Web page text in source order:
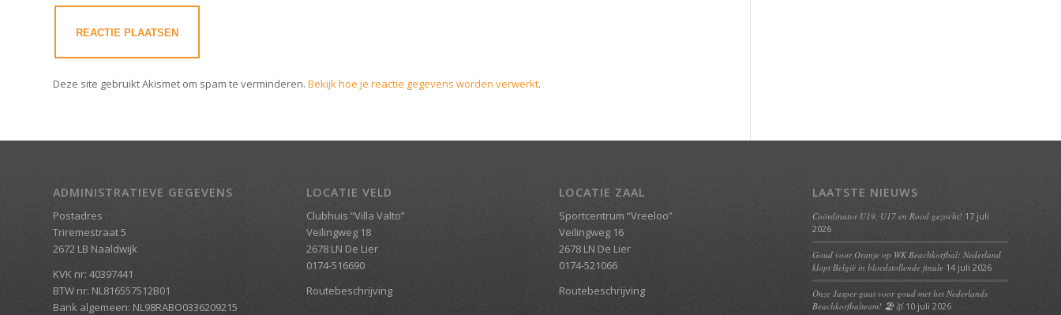
Deze site gebruikt Akismet om spam te verminderen. Bekijk hoe je reactie gegevens worden verwerkt.
ADMINISTRATIEVE GEGEVENS
Postadres
Triremestraat 5
2672 LB Naaldwijk
KVK nr: 40397441
BTW nr: NL816557512B01
Bank algemeen: NL98RABO0336209215
LOCATIE VELD
Clubhuis “Villa Valto”
Veilingweg 18
2678 LN De Lier
0174-516690
Routebeschrijving
LOCATIE ZAAL
Sportcentrum “Vreeloo”
Veilingweg 16
2678 LN De Lier
0174-521066
Routebeschrijving
LAATSTE NIEUWS
Coördinator U19, U17 en Rood gezocht! 17 juli
2026
Goud voor Oranje op WK Beachkorfbal: Nederland
klopt België in bloedstollende finale 14 juli 2026
Onze Jasper gaat voor goud met het Nederlands
Beachkorfbalteam! 🏖️🥇 10 juli 2026